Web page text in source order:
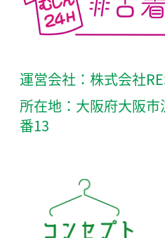
運営会社：株式会社
所在地：大阪府大阪
番13